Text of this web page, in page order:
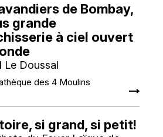
de Bombay,
grande
à ciel ouvert
Le Doussal
des 4 Moulins
si grand, si petit!